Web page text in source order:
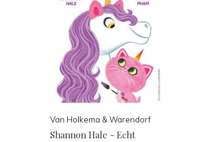
Van Holkema & Warendorf
Shannon Hale - Echt